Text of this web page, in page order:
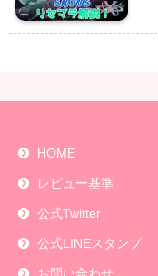
HOME
レビュー基準
公式Twitter
公式LINEスタンプ